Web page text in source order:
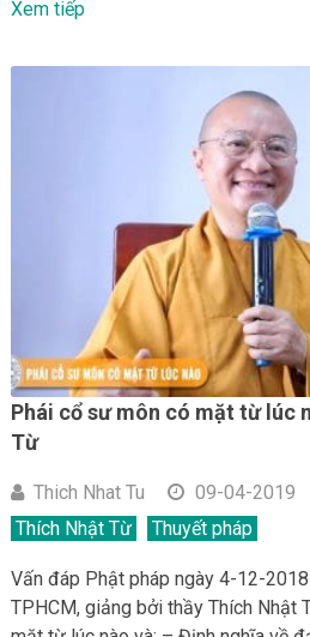
Xem tiếp
Phái cổ sư môn có mặt từ lúc
Từ
Thich Nhat Tu
09-04-2019
Thích Nhật Từ
Thuyết pháp
Vấn đáp Phật pháp ngày 4-12-
TPHCM, giảng bởi thầy Thích Nhật